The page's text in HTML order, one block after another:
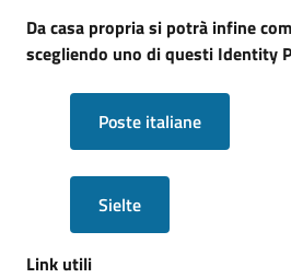
Da casa propria si potrà infine
scegliendo uno di questi Identity
Poste italiane
Sielte
Link utili